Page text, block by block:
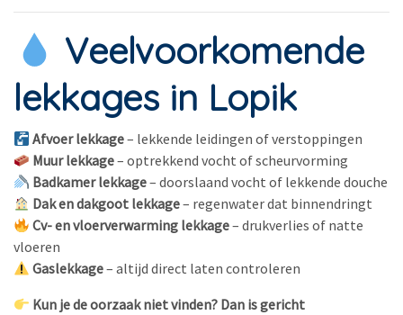
Veelvoorkomende
lekkages in Lopik
Afvoer lekkage– lekkende leidingen of verstoppingen
Muur lekkage– optrekkend vocht of scheurvorming
Badkamer lekkage– doorslaand vocht of lekkende douche
Dak en dakgoot lekkage– regenwater dat binnendringt
Cv- en vloerverwarming lekkage– drukverlies of natte
vloeren
Gaslekkage– altijd direct laten controleren
Kun je de oorzaak niet vinden? Dan is gericht